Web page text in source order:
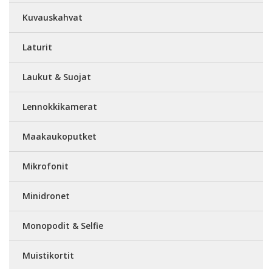
Kuvauskahvat
Laturit
Laukut & Suojat
Lennokkikamerat
Maakaukoputket
Mikrofonit
Minidronet
Monopodit & Selfie
Muistikortit